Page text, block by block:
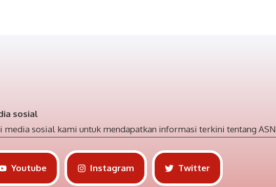
sosial
media sosial kami untuk mendapatkan informasi terkini tentang ASN
Youtube Instagram Twitter